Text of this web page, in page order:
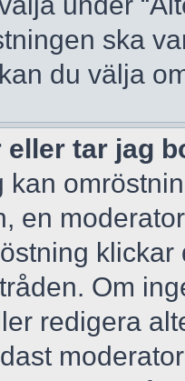
ska
du välja
eller tar jag
kan
en
Om
redigera